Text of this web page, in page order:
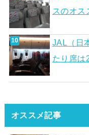
スのオス
JAL（日
たり席は
オススメ記事